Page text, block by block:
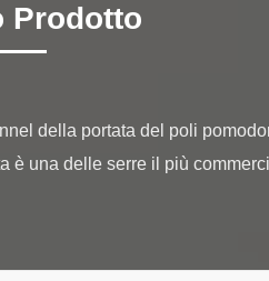
Prodotto
della portata del poli
è una delle serre il più